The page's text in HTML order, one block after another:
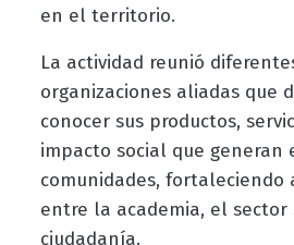
en el territorio.
La actividad reunió
organizaciones aliadas que
conocer sus productos,
impacto social que generan
comunidades, fortaleciendo
entre la academia, el sector
ciudadanía.